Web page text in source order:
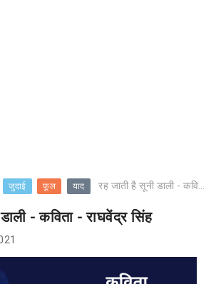
जुदाई फूल याद रह जाती है सूनी डाली - कविता - राघवेंद्र सिंह
- कविता - राघवेंद्र सिंह